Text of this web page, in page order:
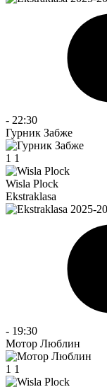
- 22:30
Гурник Забже
1 1
Wisla Plock
Ekstraklasa
- 19:30
Мотор Люблин
1 1